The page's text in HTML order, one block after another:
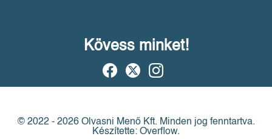
Kövess minket!
© 2022 - 2026 Olvasni Menő Kft. Minden jog fenntartva.
Készítette: Overflow.